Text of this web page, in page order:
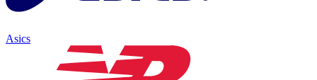
Asics